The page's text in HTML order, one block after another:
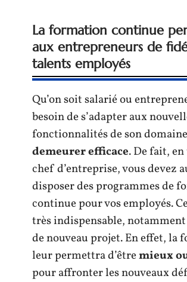
La formation continue
aux entrepreneurs de
talents employés
Qu’on soit salarié ou
besoin de s’adapter aux
fonctionnalités de son
demeurer efficace. De fait,
chef d’entreprise, vous devez
disposer des programmes de
continue pour vos employés.
très indispensable,
de nouveau projet. En effet, la
leur permettra d’êtremieux
pour affronter les nouveaux